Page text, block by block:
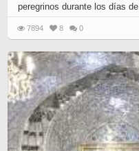
peregrinos durante los días
7894 8 0